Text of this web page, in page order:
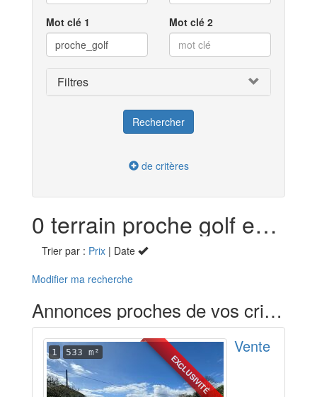
Mot clé 1 Mot clé 2
Filtres
de critères
0 terrain proche golf en vente à Ornex (01)
Trier par : Prix | Date
Modifier ma recherche
Annonces proches de vos critères
EXCLUSIVITÉ
1 533 m² Vente